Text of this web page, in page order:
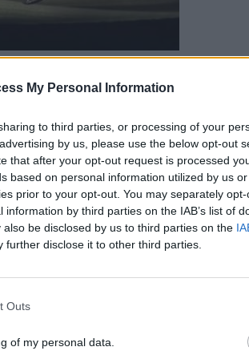
My Personal Information
to third parties, or processing of your
by us, please use the below opt-out
that after your opt-out request is processed
based on personal information utilized by us
prior to your opt-out. You may separately
by third parties on the IAB’s list of
be disclosed by us to third parties on the
further disclose it to other third parties.
Outs
of my personal data.
συγκαταλέγονταιτα
μήλα, οι τομάτες, οι
απαντάται σε αρκετές
και στις ΗΠΑ. Στην
στην περιοχή του
έχει εγκατασταθεί.
είναι παρόμοια με
των Tephritidae,
καρπούς
ωοτοκίας και κατόπιν τα